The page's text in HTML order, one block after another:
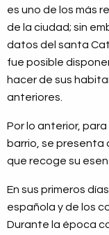
es uno de los más
de la ciudad; sin
datos del santa
fue posible
hacer de sus
anteriores.
Por lo anterior,
barrio, se presenta
que recoge su
En sus primeros
española y de los
Durante la época